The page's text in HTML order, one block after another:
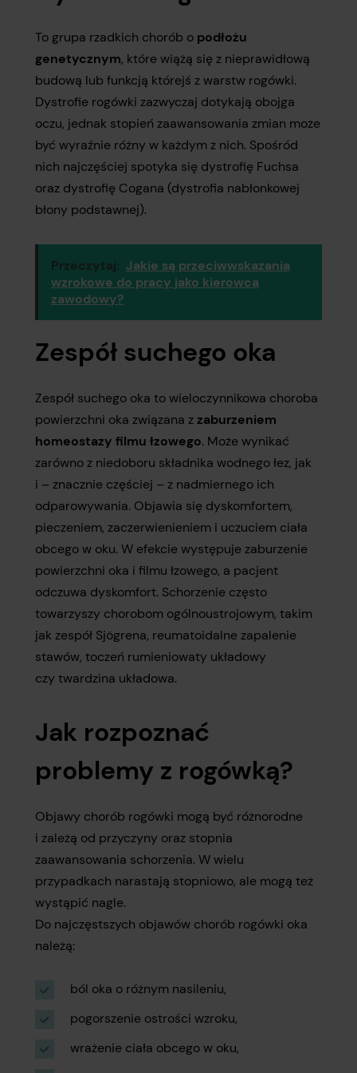
To grupa rzadkich chorób o podłożu
genetycznym, które wiążą się z nieprawidłową
budową lub funkcją którejś z warstw rogówki.
Dystrofie rogówki zazwyczaj dotykają obojga
oczu, jednak stopień zaawansowania zmian może
być wyraźnie różny w każdym z nich. Spośród
nich najczęściej spotyka się dystrofię Fuchsa
oraz dystrofię Cogana (dystrofia nabłonkowej
błony podstawnej).
Przeczytaj: Jakie są przeciwwskazania
wzrokowe do pracy jako kierowca
zawodowy?
Zespół suchego oka
Zespół suchego oka to wieloczynnikowa choroba
powierzchni oka związana zzaburzeniem
homeostazy filmu łzowego. Może wynikać
zarówno z niedoboru składnika wodnego łez, jak
i – znacznie częściej – z nadmiernego ich
odparowywania. Objawia się dyskomfortem,
pieczeniem, zaczerwienieniem i uczuciem ciała
obcego w oku. W efekcie występuje zaburzenie
powierzchni oka i filmu łzowego, a pacjent
odczuwa dyskomfort. Schorzenie często
towarzyszy chorobom ogólnoustrojowym, takim
jak zespół Sjögrena, reumatoidalne zapalenie
stawów, toczeń rumieniowaty układowy
czy twardzina układowa.
Jak rozpoznać
problemy z rogówką?
Objawy chorób rogówki mogą być różnorodne
i zależą od przyczyny oraz stopnia
zaawansowania schorzenia. W wielu
przypadkach narastają stopniowo, ale mogą też
wystąpić nagle.
Do najczęstszych objawów chorób rogówki oka
należą:
ból oka o różnym nasileniu,
pogorszenie ostrości wzroku,
wrażenie ciała obcego w oku,